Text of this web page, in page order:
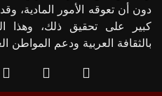
دون أن تعوقه الأمور المادية،
كبير على تحقيق ذلك، وهذا
بالثقافة العربية ودعم